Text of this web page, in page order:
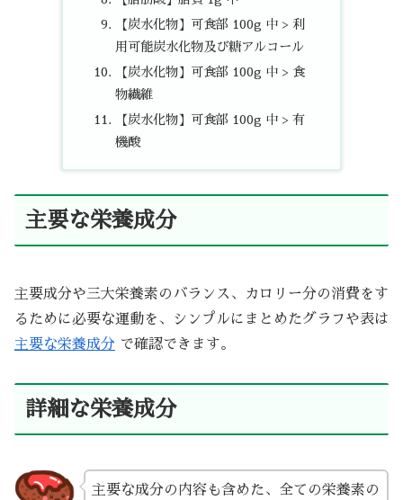
【炭水化物】可食部 100g 中 > 利
用可能炭水化物及び糖アルコール
【炭水化物】可食部 100g 中 > 食
物繊維
【炭水化物】可食部 100g 中 > 有
機酸
主要な栄養成分
主要成分や三大栄養素のバランス、カロリー分の消費をす
るために必要な運動を、シンプルにまとめたグラフや表は
主要な栄養成分 で確認できます。
詳細な栄養成分
主要な成分の内容も含めた、全ての栄養素の